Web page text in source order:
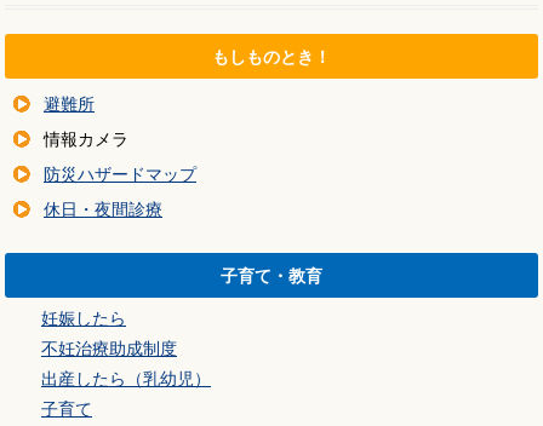
もしものとき！
避難所
情報カメラ
防災ハザードマップ
休日・夜間診療
子育て・教育
妊娠したら
不妊治療助成制度
出産したら（乳幼児）
子育て